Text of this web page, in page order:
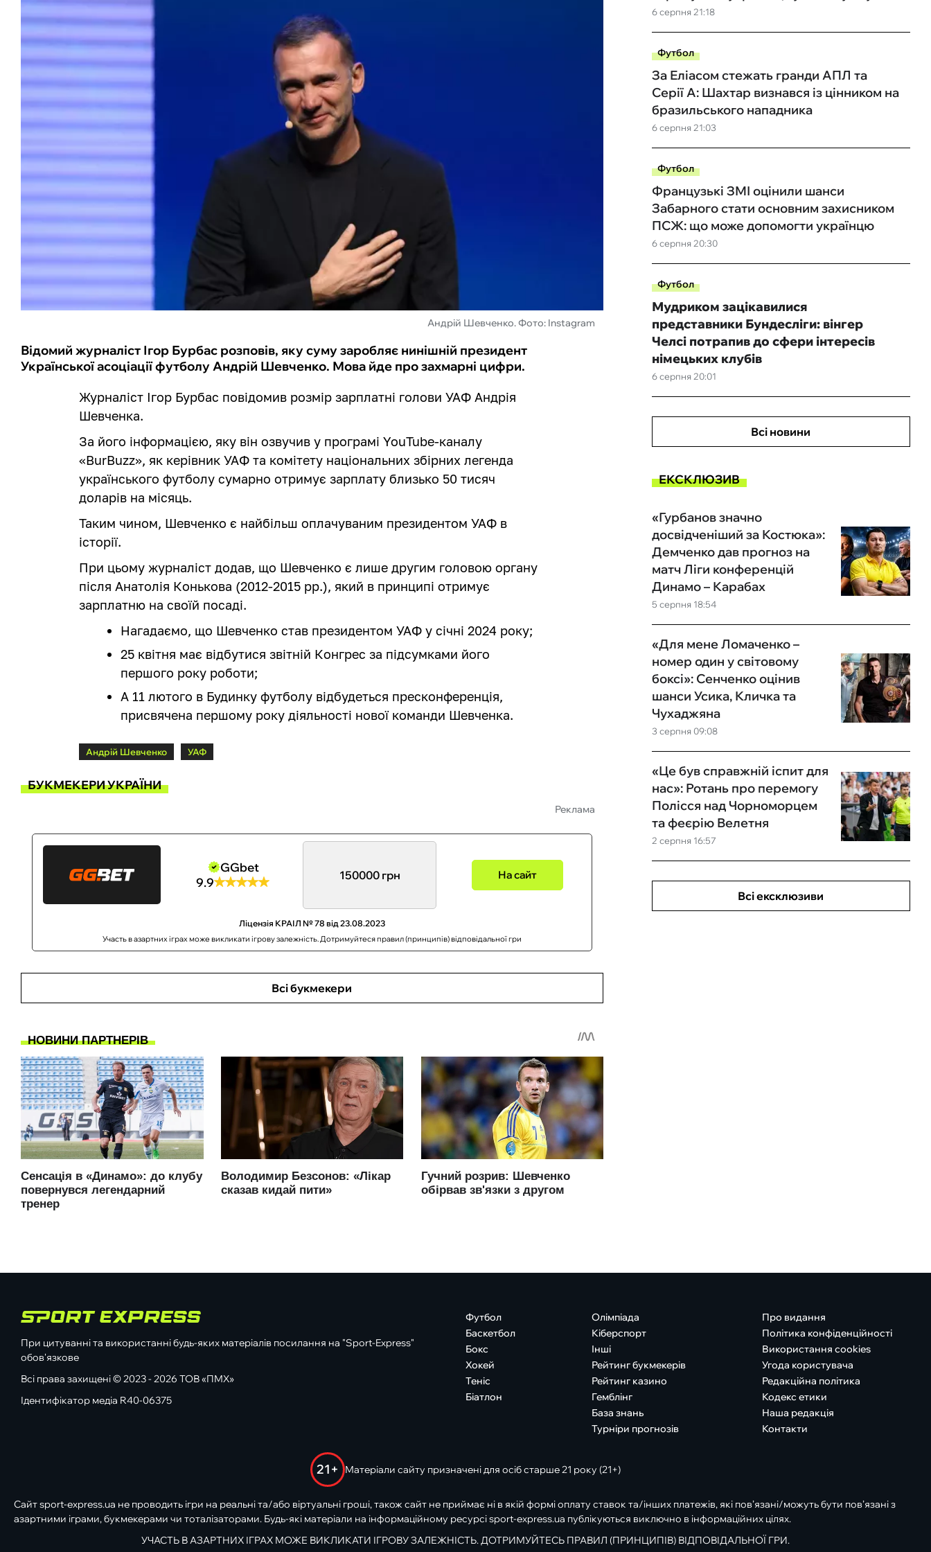
Андрій Шевченко. Фото: Instagram
Відомий журналіст Ігор Бурбас розповів, яку суму заробляє нинішній президент
Української асоціації футболу Андрій Шевченко. Мова йде про захмарні цифри.
Журналіст Ігор Бурбас повідомив розмір зарплатні голови УАФ Андрія
Шевченка.
За його інформацією, яку він озвучив у програмі YouTube-каналу
«BurBuzz», як керівник УАФ та комітету національних збірних легенда
українського футболу сумарно отримує зарплату близько 50 тисяч
доларів на місяць.
Таким чином, Шевченко є найбільш оплачуваним президентом УАФ в
історії.
При цьому журналіст додав, що Шевченко є лише другим головою органу
після Анатолія Конькова (2012-2015 рр.), який в принципі отримує
зарплатню на своїй посаді.
Нагадаємо, що Шевченко став президентом УАФ у січні 2024 року;
25 квітня має відбутися звітній Конгрес за підсумками його
першого року роботи;
А 11 лютого в Будинку футболу відбудеться пресконференція,
присвячена першому року діяльності нової команди Шевченка.
Андрій Шевченко УАФ
БУКМЕКЕРИ УКРАЇНИ
Реклама
GGbet
9.9
150000 грн На сайт
Ліцензія КРАІЛ № 78 від 23.08.2023
Участь в азартних іграх може викликати ігрову залежність. Дотримуйтеся правил (принципів) відповідальної гри
Всі букмекери
6 серпня 21:18
Футбол
6 серпня 21:03
За Еліасом стежать гранди АПЛ та
Серії А: Шахтар визнався із цінником на
бразильського нападника
Футбол
6 серпня 20:30
Французькі ЗМІ оцінили шанси
Забарного стати основним захисником
ПСЖ: що може допомогти українцю
Футбол
6 серпня 20:01
Мудриком зацікавилися
представники Бундесліги: вінгер
Челсі потрапив до сфери інтересів
німецьких клубів
Всі новини
ЕКСКЛЮЗИВ
5 серпня 18:54
«Гурбанов значно
досвідченіший за Костюка»:
Демченко дав прогноз на
матч Ліги конференцій
Динамо – Карабах
3 серпня 09:08
«Для мене Ломаченко –
номер один у світовому
боксі»: Сенченко оцінив
шанси Усика, Кличка та
Чухаджяна
2 серпня 16:57
«Це був справжній іспит для
нас»: Ротань про перемогу
Полісся над Чорноморцем
та феєрію Велетня
Всі ексклюзиви
При цитуванні та використанні будь-яких матеріалів посилання на "Sport-Express"
обов'язкове
Всі права захищені © 2023 - 2026 ТОВ «ПМХ»
Ідентифікатор медіа R40-06375
Футбол
Баскетбол
Бокс
Хокей
Теніс
Біатлон
Олімпіада
Кіберспорт
Інші
Рейтинг букмекерів
Рейтинг казино
Гемблінг
База знань
Турніри прогнозів
Про видання
Політика конфіденційності
Використання cookies
Угода користувача
Редакційна політика
Кодекс етики
Наша редакція
Контакти
21+ Матеріали сайту призначені для осіб старше 21 року (21+)
Сайт sport-express.ua не проводить ігри на реальні та/або віртуальні гроші, також сайт не приймає ні в якій формі оплату ставок та/інших платежів, які пов’язані/можуть бути пов’язані з
азартними іграми, букмекерами чи тоталізаторами. Будь-які матеріали на інформаційному ресурсі sport-express.ua публікуються виключно в інформаційних цілях.
УЧАСТЬ В АЗАРТНИХ ІГРАХ МОЖЕ ВИКЛИКАТИ ІГРОВУ ЗАЛЕЖНІСТЬ. ДОТРИМУЙТЕСЬ ПРАВИЛ (ПРИНЦИПІВ) ВІДПОВІДАЛЬНОЇ ГРИ.